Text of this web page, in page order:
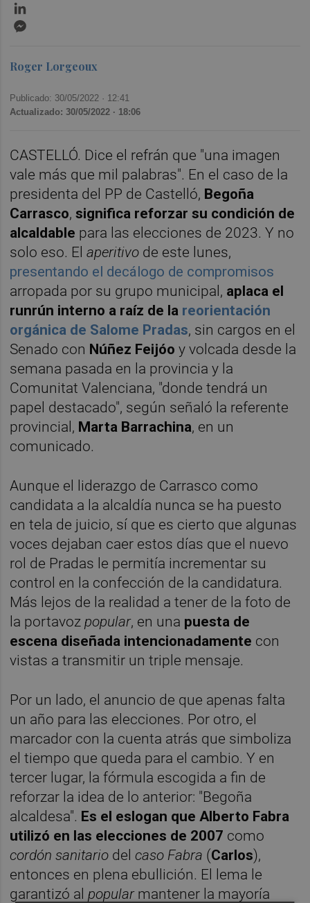
Roger Lorgeoux
Publicado: 30/05/2022 · 12:41
Actualizado: 30/05/2022 · 18:06
CASTELLÓ. Dice el refrán que "una imagen
vale más que mil palabras". En el caso de la
presidenta del PP de Castelló, Begoña
Carrasco,significa reforzar su condición de
alcaldable para las elecciones de 2023. Y no
solo eso. Elaperitivo de este lunes,
presentando el decálogo de compromisos
arropada por su grupo municipal, aplaca el
runrún interno a raíz de la reorientación
orgánica de Salome Pradas, sin cargos en el
Senado con Núñez Feijóoy volcada desde la
semana pasada en la provincia y la
Comunitat Valenciana, "donde tendrá un
papel destacado", según señaló la referente
provincial, Marta Barrachina, en un
comunicado.
Aunque el liderazgo de Carrasco como
candidata a la alcaldía nunca se ha puesto
en tela de juicio, sí que es cierto que algunas
voces dejaban caer estos días que el nuevo
rol de Pradas le permitía incrementar su
control en la confección de la candidatura.
Más lejos de la realidad a tener de la foto de
la portavozpopular, en una puesta de
escena diseñada intencionadamente con
vistas a transmitir un triple mensaje.
Por un lado, el anuncio de que apenas falta
un año para las elecciones. Por otro, el
marcador con la cuenta atrás que simboliza
el tiempo que queda para el cambio. Y en
tercer lugar, la fórmula escogida a fin de
reforzar la idea de lo anterior: "Begoña
alcaldesa". Es el eslogan que Alberto Fabra
utilizó en las elecciones de 2007 como
cordón sanitario delcaso Fabra (Carlos),
entonces en plena ebullición. El lema le
garantizó alpopular mantener la mayoría